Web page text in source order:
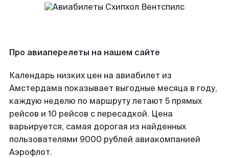
Про авиаперелеты на нашем сайте
Календарь низких цен на авиабилет из
Амстердама показывает выгодные месяца в году,
каждую неделю по маршруту летают 5 прямых
рейсов и 10 рейсов с пересадкой. Цена
варьируется, самая дорогая из найденных
пользователями 9000 рублей авиакомпанией
Аэрофлот.